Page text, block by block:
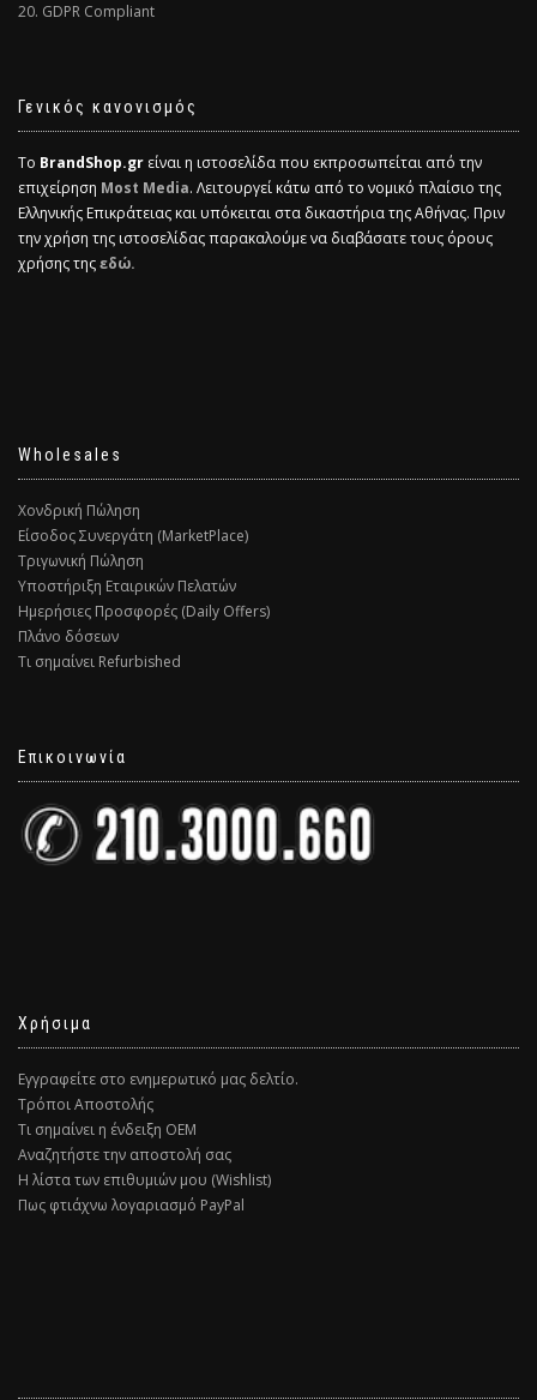
20. GDPR Compliant
Γενικός κανονισμός
Το BrandShop.gr είναι η ιστοσελίδα που εκπροσωπείται από την
επιχείρηση Most Media. Λειτουργεί κάτω από το νομικό πλαίσιο της
Ελληνικής Επικράτειας και υπόκειται στα δικαστήρια της Αθήνας. Πριν
την χρήση της ιστοσελίδας παρακαλούμε να διαβάσατε τους όρους
χρήσης τηςεδώ.
Wholesales
Χονδρική Πώληση
Είσοδος Συνεργάτη (MarketPlace)
Τριγωνική Πώληση
Υποστήριξη Εταιρικών Πελατών
Ημερήσιες Προσφορές (Daily Offers)
Πλάνο δόσεων
Τι σημαίνει Refurbished
Επικοινωνία
Χρήσιμα
Εγγραφείτε στο ενημερωτικό μας δελτίο.
Τρόποι Αποστολής
Τι σημαίνει η ένδειξη ΟΕΜ
Αναζητήστε την αποστολή σας
Η λίστα των επιθυμιών μου (Wishlist)
Πως φτιάχνω λογαριασμό PayPal